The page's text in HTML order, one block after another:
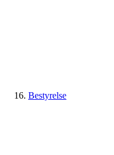
Bestyrelse